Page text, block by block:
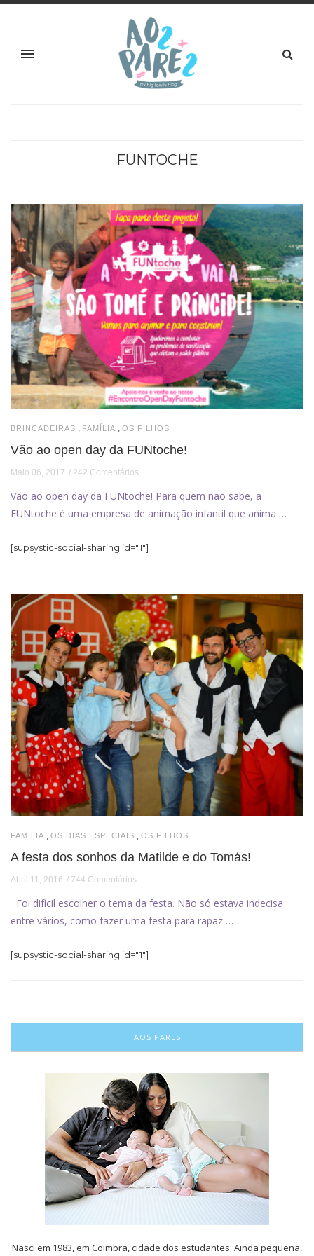
FUNTOCHE
BRINCADEIRAS FAMÍLIA OS FILHOS
Vão ao open day da FUNtoche!
Maio 06, 2017 242 Comentários
Vão ao open day da FUNtoche! Para quem não sabe, a
FUNtoche é uma empresa de animação infantil que anima …
[supsystic-social-sharing id="1"]
FAMÍLIA OS DIAS ESPECIAIS OS FILHOS
A festa dos sonhos da Matilde e do Tomás!
Abril 11, 2016 744 Comentários
Foi difícil escolher o tema da festa. Não só estava indecisa
entre vários, como fazer uma festa para rapaz …
[supsystic-social-sharing id="1"]
AOS PARES
Nasci em 1983, em Coimbra, cidade dos estudantes. Ainda pequena,